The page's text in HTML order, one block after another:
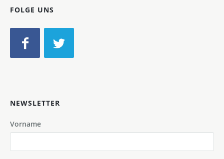
FOLGE UNS
NEWSLETTER
Vorname